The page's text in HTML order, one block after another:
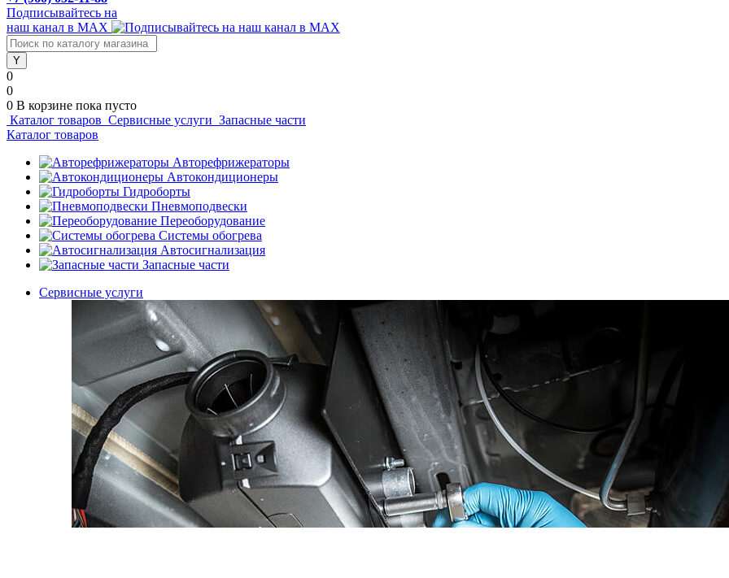
Подписывайтесь на
наш канал в MAX
0
0
0 В корзине пока пусто
Каталог товаров Сервисные услуги Запасные части
Каталог товаров
Авторефрижераторы
Автокондиционеры
Гидроборты
Пневмоподвески
Переоборудование
Системы обогрева
Автосигнализация
Запасные части
Сервисные услуги